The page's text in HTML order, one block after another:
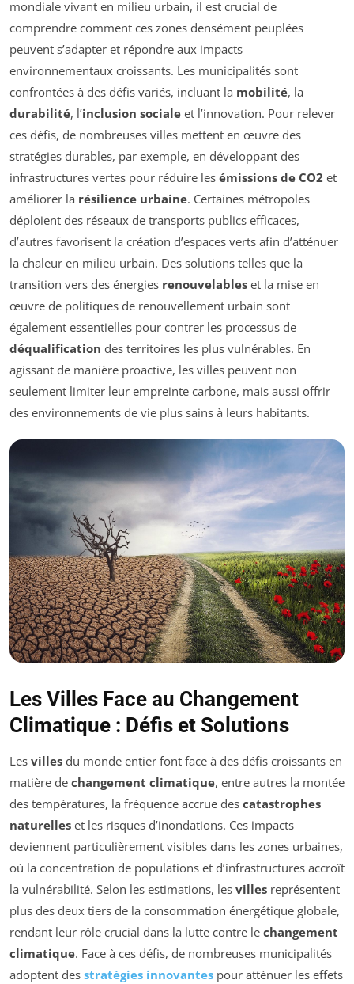
mondiale vivant en milieu urbain, il est crucial de
comprendre comment ces zones densément peuplées
peuvent s’adapter et répondre aux impacts
environnementaux croissants. Les municipalités sont
confrontées à des défis variés, incluant la mobilité, la
durabilité, l’inclusion sociale et l’innovation. Pour relever
ces défis, de nombreuses villes mettent en œuvre des
stratégies durables, par exemple, en développant des
infrastructures vertes pour réduire les émissions de CO2 et
améliorer la résilience urbaine. Certaines métropoles
déploient des réseaux de transports publics efficaces,
d’autres favorisent la création d’espaces verts afin d’atténuer
la chaleur en milieu urbain. Des solutions telles que la
transition vers des énergies renouvelables et la mise en
œuvre de politiques de renouvellement urbain sont
également essentielles pour contrer les processus de
déqualification des territoires les plus vulnérables. En
agissant de manière proactive, les villes peuvent non
seulement limiter leur empreinte carbone, mais aussi offrir
des environnements de vie plus sains à leurs habitants.
Les Villes Face au Changement
Climatique : Défis et Solutions
Les villes du monde entier font face à des défis croissants en
matière de changement climatique, entre autres la montée
des températures, la fréquence accrue des catastrophes
naturelles et les risques d’inondations. Ces impacts
deviennent particulièrement visibles dans les zones urbaines,
où la concentration de populations et d’infrastructures accroît
la vulnérabilité. Selon les estimations, les villes représentent
plus des deux tiers de la consommation énergétique globale,
rendant leur rôle crucial dans la lutte contre le changement
climatique. Face à ces défis, de nombreuses municipalités
adoptent des stratégies innovantes pour atténuer les effets